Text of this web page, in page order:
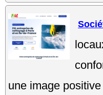
une image